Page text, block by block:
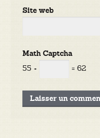
Site web
Math Captcha
55 +
= 62